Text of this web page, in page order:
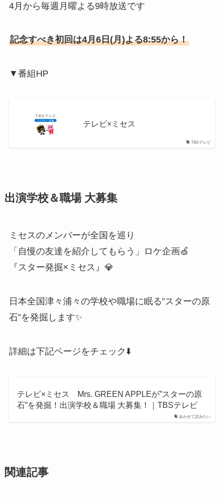
4月から毎週月曜よる9時放送です
記念すべき初回は4月6日(月)よる8:55から！
▼番組HP
TBSテレビ
テレビ×ミセス
出演学校＆職場 大募集
ミセスのメンバーが全国を巡り
「自慢の友達を紹介してもらう」ロケ企画🍏
『スター発掘×ミセス』💎
日本全国津々浦々の学校や職場に眠る”スターの原
石”を発掘します✨
詳細は下記ページをチェック⬇️
あわせて読みたい
テレビ×ミセス Mrs. GREEN APPLEが”スターの原
石”を発掘！出演学校＆職場 大募集！｜TBSテレビ
関連記事